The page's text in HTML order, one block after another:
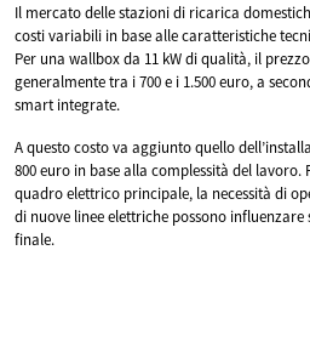
Il mercato delle stazioni di ricarica
costi variabili in base alle caratteristiche
Per una wallbox da 11 kW di qualità, il
generalmente tra i 700 e i 1.500 euro, a
smart integrate.
A questo costo va aggiunto quello
800 euro in base alla complessità del
quadro elettrico principale, la necessità di
di nuove linee elettriche possono
finale.